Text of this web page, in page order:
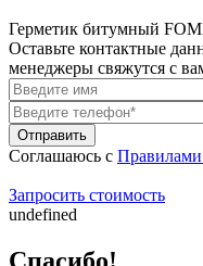
Герметик битумный
Оставьте контактные
менеджеры свяжутся с
Соглашаюсь с Правилами
Запросить стоимость
undefined